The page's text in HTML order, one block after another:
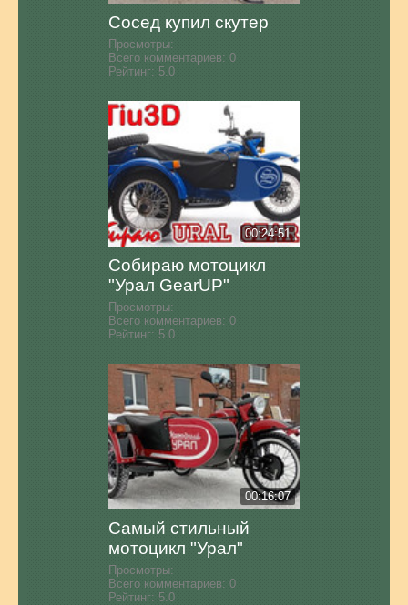
Сосед купил скутер
Просмотры:
Всего комментариев: 0
Рейтинг: 5.0
00:24:51
Собираю мотоцикл
"Урал GearUP"
Просмотры:
Всего комментариев: 0
Рейтинг: 5.0
00:16:07
Самый стильный
мотоцикл "Урал"
Просмотры:
Всего комментариев: 0
Рейтинг: 5.0